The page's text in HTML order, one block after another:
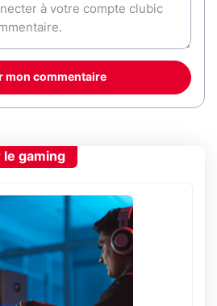
mon commentaire
le gaming